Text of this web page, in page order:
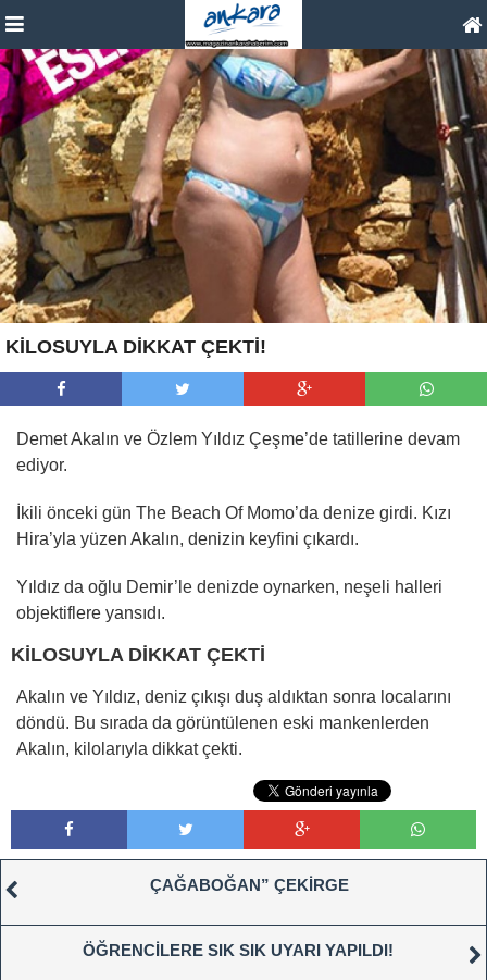
KİLOSUYLA DİKKAT ÇEKTİ!
Demet Akalın ve Özlem Yıldız Çeşme’de tatillerine devam
ediyor.
İkili önceki gün The Beach Of Momo’da denize girdi. Kızı
Hira’yla yüzen Akalın, denizin keyfini çıkardı.
Yıldız da oğlu Demir’le denizde oynarken, neşeli halleri
objektiflere yansıdı.
KİLOSUYLA DİKKAT ÇEKTİ
Akalın ve Yıldız, deniz çıkışı duş aldıktan sonra localarını
döndü. Bu sırada da görüntülenen eski mankenlerden
Akalın, kilolarıyla dikkat çekti.
ÇAĞABOĞAN” ÇEKİRGE
ÖĞRENCİLERE SIK SIK UYARI YAPILDI!